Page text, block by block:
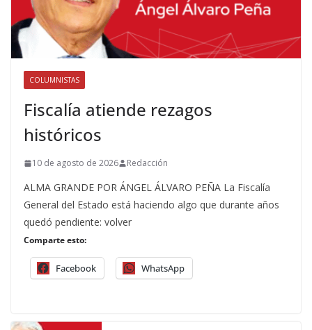
COLUMNISTAS
Fiscalía atiende rezagos
históricos
10 de agosto de 2026 Redacción
ALMA GRANDE POR ÁNGEL ÁLVARO PEÑA La Fiscalía
General del Estado está haciendo algo que durante años
quedó pendiente: volver
Comparte esto:
Facebook WhatsApp